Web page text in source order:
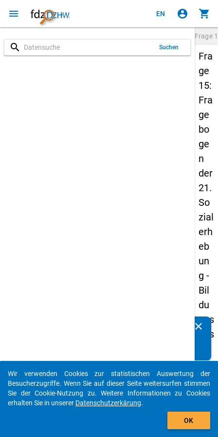
menu EN account_circle shopping_cart
search Suchen
Frage
Fra
ge
15:
Fra
ge
bo
ge
n
der
21.
So
zial
erh
eb
un
g -
Bil
du
ngs
aus
der
(in
ne
Details
clear
auto_stories
add_shopping_cart
Wir verwenden Cookies zur statistischen Auswertung der
Besucherzugriffe. Wenn Sie auf dieser Seite weitersurfen stimmen
Sie der Cookie-Nutzung zu. Weitere Informationen zu Cookies
erhalten Sie in unserer Datenschutzerkärung.
OK